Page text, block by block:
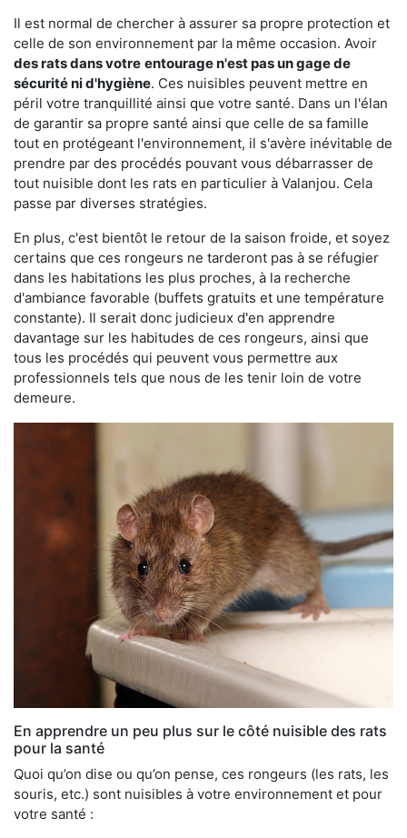
Il est normal de chercher à assurer sa propre protection et
celle de son environnement par la même occasion. Avoir
des rats dans votre entourage n'est pas un gage de
sécurité ni d'hygiène. Ces nuisibles peuvent mettre en
péril votre tranquillité ainsi que votre santé. Dans un l'élan
de garantir sa propre santé ainsi que celle de sa famille
tout en protégeant l'environnement, il s'avère inévitable de
prendre par des procédés pouvant vous débarrasser de
tout nuisible dont les rats en particulier à Valanjou. Cela
passe par diverses stratégies.
En plus, c'est bientôt le retour de la saison froide, et soyez
certains que ces rongeurs ne tarderont pas à se réfugier
dans les habitations les plus proches, à la recherche
d'ambiance favorable (buffets gratuits et une température
constante). Il serait donc judicieux d'en apprendre
davantage sur les habitudes de ces rongeurs, ainsi que
tous les procédés qui peuvent vous permettre aux
professionnels tels que nous de les tenir loin de votre
demeure.
En apprendre un peu plus sur le côté nuisible des rats
pour la santé
Quoi qu’on dise ou qu’on pense, ces rongeurs (les rats, les
souris, etc.) sont nuisibles à votre environnement et pour
votre santé :